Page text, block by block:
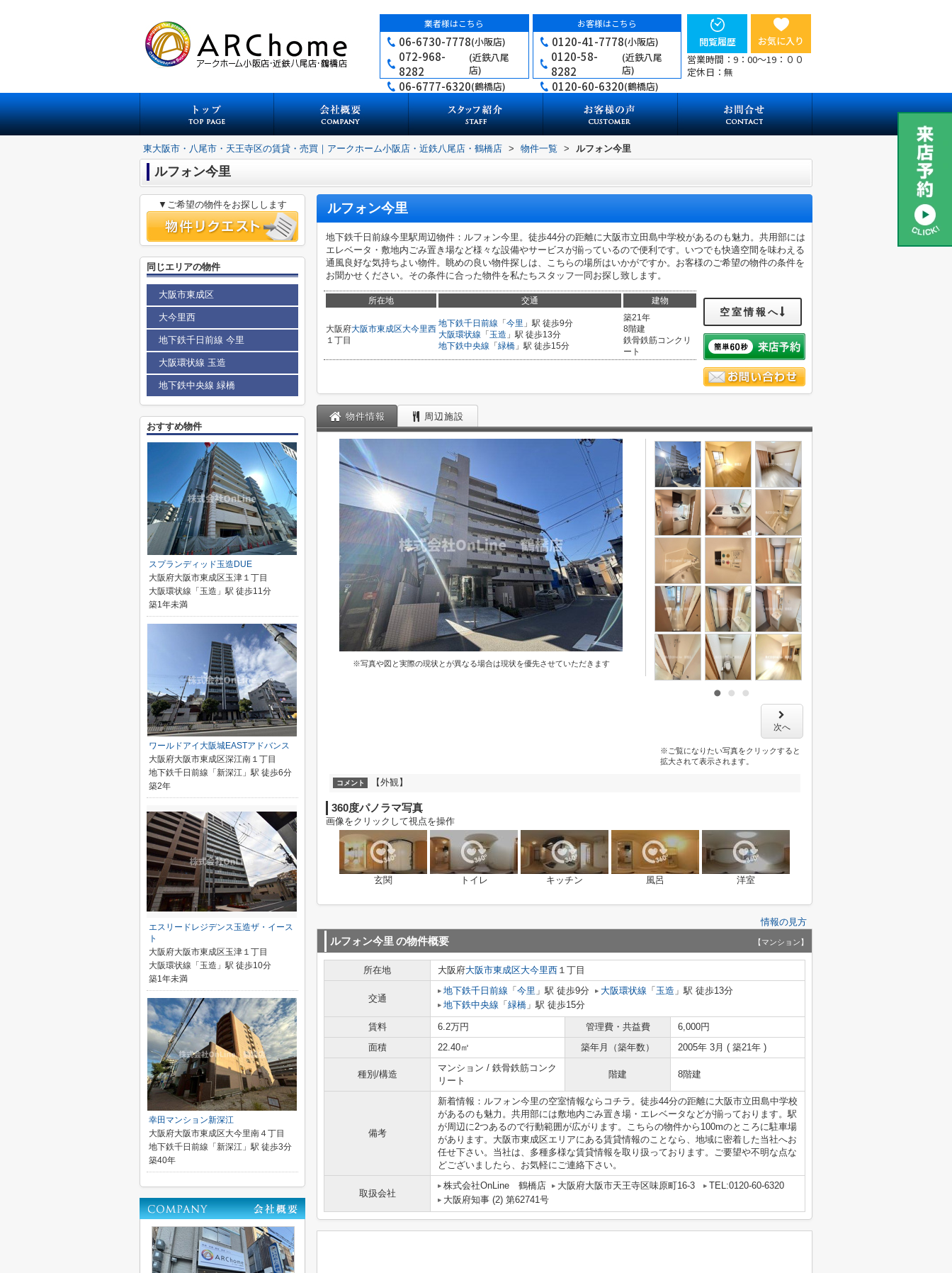
業者様はこちら
06-6730-7778(小阪店)
072-968-
8282
(近鉄八尾
店)
06-6777-6320(鶴橋店)
お客様はこちら
0120-41-7778(小阪店)
0120-58-
8282
(近鉄八尾
店)
0120-60-6320(鶴橋店)
閲覧履歴
お気に入り
営業時間：9：00～19：００
定休日：無
東大阪市・八尾市・天王寺区の賃貸・売買｜アークホーム小阪店・近鉄八尾店・鶴橋店 > 物件一覧 > ルフォン今里
ルフォン今里
ルフォン今里
地下鉄千日前線今里駅周辺物件：ルフォン今里。徒歩44分の距離に大阪市立田島中学校があるのも魅力。共用部には
エレベータ・敷地内ごみ置き場など様々な設備やサービスが揃っているので便利です。いつでも快適空間を味わえる
通風良好な気持ちよい物件。眺めの良い物件探しは、こちらの場所はいかがですか。お客様のご希望の物件の条件を
お聞かせください。その条件に合った物件を私たちスタッフ一同お探し致します。
所在地 交通 建物
大阪府大阪市東成区大今里西
１丁目
地下鉄千日前線 「 今里 」駅 徒歩9分
大阪環状線 「 玉造 」駅 徒歩13分
地下鉄中央線 「 緑橋 」駅 徒歩15分
築21年
8階建
鉄骨鉄筋コンクリ
ート
空室情報へ
物件情報 周辺施設
※写真や図と実際の現状とが異なる場合は現状を優先させていただきます
次へ
※ご覧になりたい写真をクリックすると
拡大されて表示されます。
コメント 【外観】
360度パノラマ写真
画像をクリックして視点を操作
玄関 トイレ キッチン 風呂 洋室
情報の見方
ルフォン今里 の物件概要 【マンション】
所在地 大阪府大阪市東成区大今里西 １丁目
交通
地下鉄千日前線 「 今里 」駅 徒歩9分 大阪環状線 「 玉造 」駅 徒歩13分
地下鉄中央線 「 緑橋 」駅 徒歩15分
賃料 6.2万円 管理費・共益費
6,000円
面積
22.40㎡ 築年月（築年数） 2005年 3月 ( 築21年 )
種別/構造
マンション / 鉄骨鉄筋コンク
リート
階建 8階建
備考
新着情報：ルフォン今里の空室情報ならコチラ。徒歩44分の距離に大阪市立田島中学校
があるのも魅力。共用部には敷地内ごみ置き場・エレベータなどが揃っております。駅
が周辺に2つあるので行動範囲が広がります。こちらの物件から100mのところに駐車場
があります。大阪市東成区エリアにある賃貸情報のことなら、地域に密着した当社へお
任せ下さい。当社は、多種多様な賃貸情報を取り扱っております。ご要望や不明な点な
どございましたら、お気軽にご連絡下さい。
取扱会社
株式会社OnLine 鶴橋店 大阪府大阪市天王寺区味原町16-3
TEL:0120-60-6320
大阪府知事 (2) 第62741号
▼ご希望の物件をお探しします
同じエリアの物件
大阪市東成区
大今里西
地下鉄千日前線 今里
大阪環状線 玉造
地下鉄中央線 緑橋
おすすめ物件
スプランディッド玉造DUE
大阪府大阪市東成区玉津１丁目
大阪環状線「玉造」駅 徒歩11分
築1年未満
ワールドアイ大阪城EASTアドバンス
大阪府大阪市東成区深江南１丁目
地下鉄千日前線「新深江」駅 徒歩6分
築2年
エスリードレジデンス玉造ザ・イース
ト
大阪府大阪市東成区玉津１丁目
大阪環状線「玉造」駅 徒歩10分
築1年未満
幸田マンション新深江
大阪府大阪市東成区大今里南４丁目
地下鉄千日前線「新深江」駅 徒歩3分
築40年